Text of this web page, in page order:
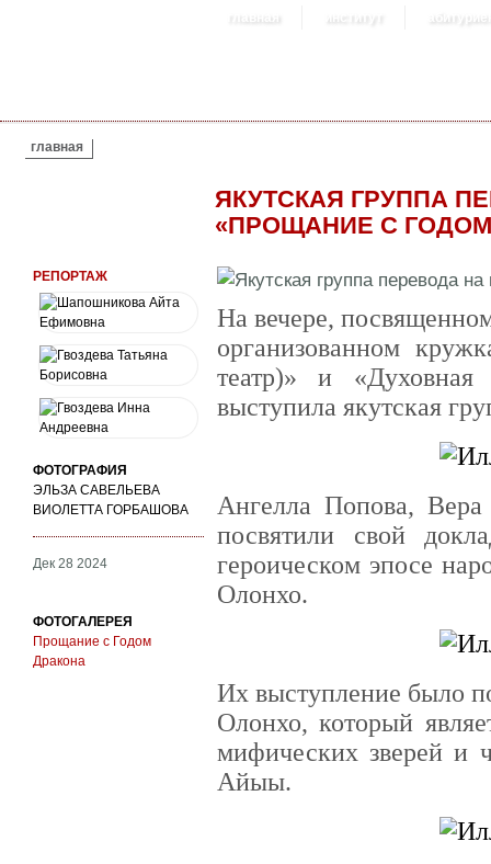
главная институт
ВЫ ЗДЕСЬ
главная
ЯКУТСКАЯ ГРУППА
«ПРОЩАНИЕ С
РЕПОРТАЖ
ФОТОГРАФИЯ
ЭЛЬЗА САВЕЛЬЕВА
ВИОЛЕТТА ГОРБАШОВА
Дек 28 2024
ФОТОГАЛЕРЕЯ
Прощание с Годом
Дракона
На вечере,
организованном
театр)» и «Духовная
выступила якутская
Ангелла Попова,
посвятили свой
героическом эпосе
Олонхо.
Их выступление было
Олонхо, который
мифических зверей и
Айыы.